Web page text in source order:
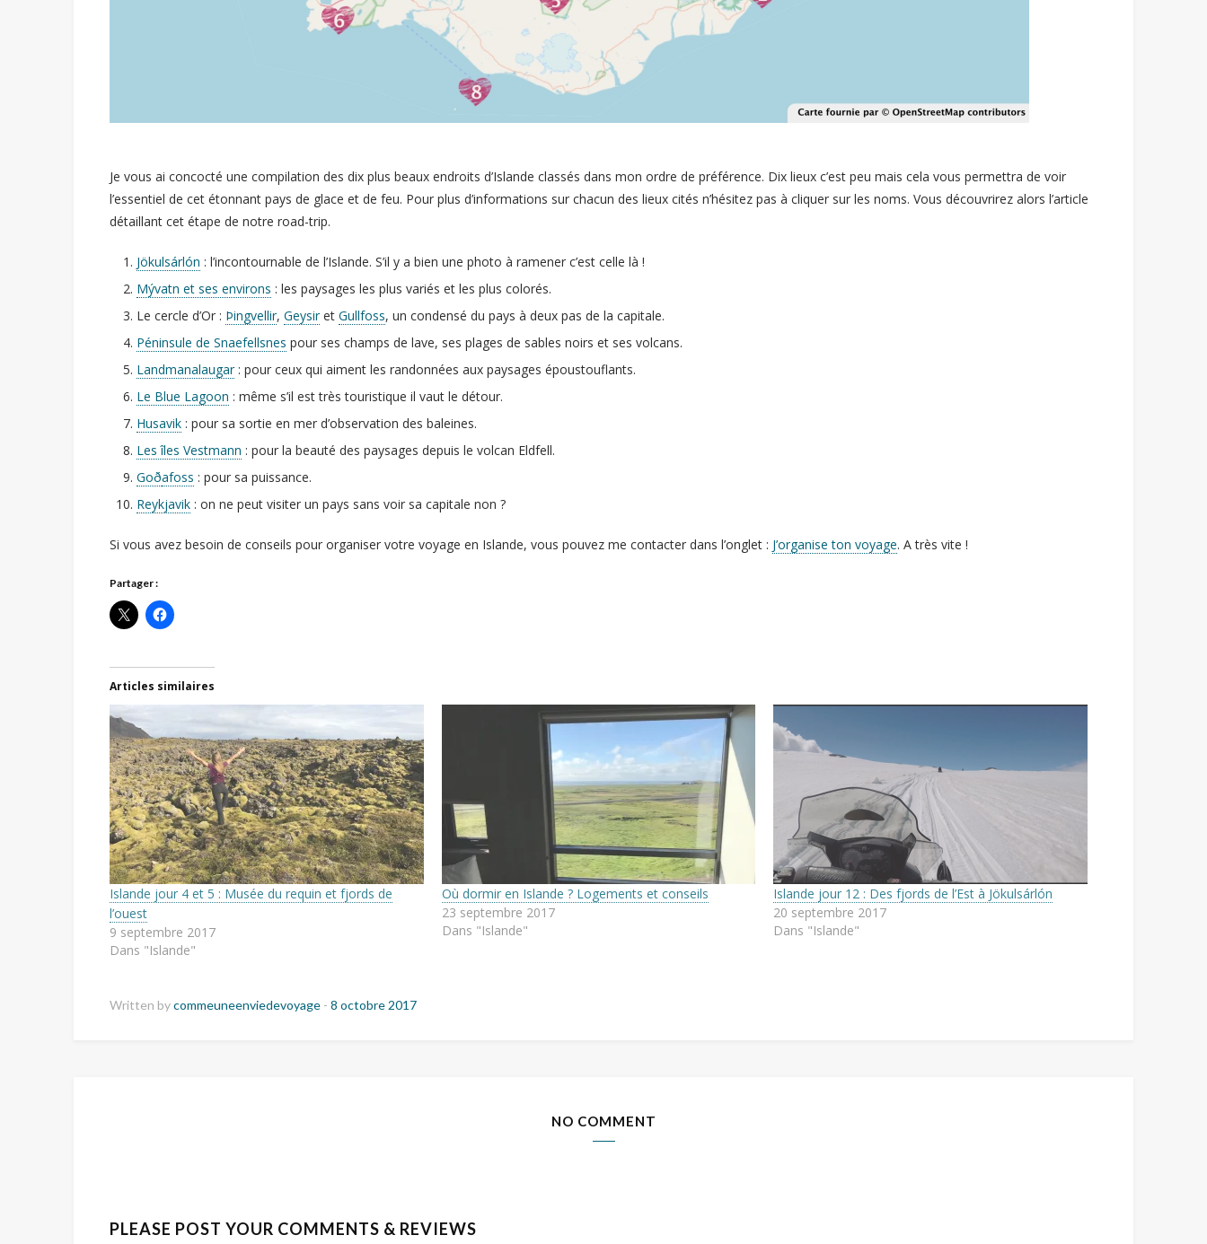
Je vous ai concocté une compilation des dix plus beaux endroits d’Islande classés dans mon ordre de préférence. Dix lieux c’est peu mais cela vous permettra de voir
l’essentiel de cet étonnant pays de glace et de feu. Pour plus d’informations sur chacun des lieux cités n’hésitez pas à cliquer sur les noms. Vous découvrirez alors l’article
détaillant cet étape de notre road-trip.
Jökulsárlón : l’incontournable de l’Islande. S’il y a bien une photo à ramener c’est celle là !
Mývatn et ses environs : les paysages les plus variés et les plus colorés.
Le cercle d’Or : Þingvellir, Geysiret Gullfoss, un condensé du pays à deux pas de la capitale.
Péninsule de Snaefellsnes pour ses champs de lave, ses plages de sables noirs et ses volcans.
Landmanalaugar: pour ceux qui aiment les randonnées aux paysages époustouflants.
Le Blue Lagoon : même s’il est très touristique il vaut le détour.
Husavik : pour sa sortie en mer d’observation des baleines.
Les îles Vestmann : pour la beauté des paysages depuis le volcan Eldfell.
Goðafoss : pour sa puissance.
Reykjavik : on ne peut visiter un pays sans voir sa capitale non ?
Si vous avez besoin de conseils pour organiser votre voyage en Islande, vous pouvez me contacter dans l’onglet : J’organise ton voyage. A très vite !
Partager :
Articles similaires
Islande jour 4 et 5 : Musée du requin et fjords de
l’ouest
9 septembre 2017
Dans "Islande"
Où dormir en Islande ? Logements et conseils
23 septembre 2017
Dans "Islande"
Islande jour 12 : Des fjords de l’Est à Jökulsárlón
20 septembre 2017
Dans "Islande"
Written bycommeuneenviedevoyage - 8 octobre 2017
NO COMMENT
PLEASE POST YOUR COMMENTS & REVIEWS